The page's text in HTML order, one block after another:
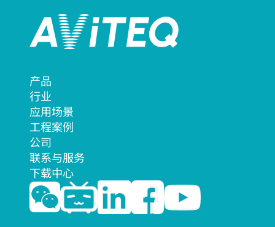
产品
行业
应用场景
工程案例
公司
联系与服务
下载中心